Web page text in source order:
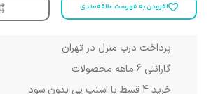
افزودن به فهرست علاقه‌مندی
پرداخت درب منزل در تهران
گارانتی 6 ماهه محصولات
خرید 4 قسط با اسنپ پی بدون سود